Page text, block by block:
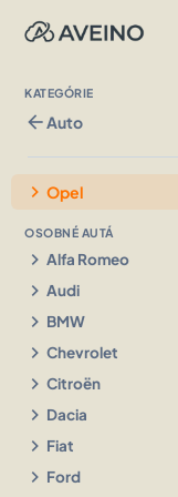
KATEGÓRIE
arrow_backAuto
chevron_right Opel
OSOBNÉ AUTÁ
chevron_right Alfa Romeo
chevron_right Audi
chevron_right BMW
chevron_right Chevrolet
chevron_right Citroën
chevron_right Dacia
chevron_right Fiat
chevron_right Ford